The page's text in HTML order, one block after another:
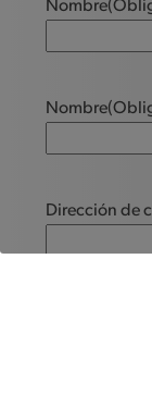
Nombre
Nombre
Dirección de